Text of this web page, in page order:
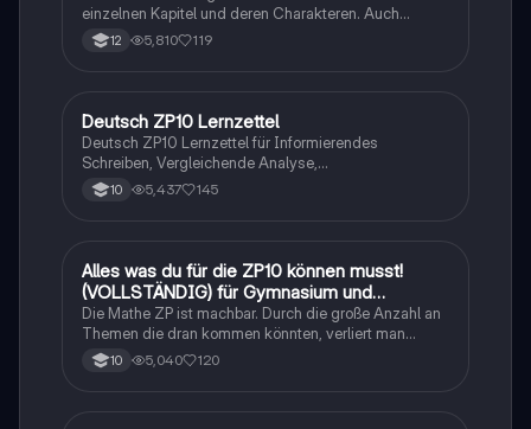
einzelnen Kapitel und deren Charakteren. Auch
tabellarisch. Im Unterricht ohne KI erstellt
12 5,810 119
Deutsch
Deutsch ZP10 Lernzettel
Deutsch ZP10 Lernzettel für Informierendes
Schreiben, Vergleichende Analyse,
Sachtexte/Roman/Gedicht..
10 5,437 145
Mathe
Alles was du für die ZP10 können musst!
(VOLLSTÄNDIG) für Gymnasium und
Realschule
Die Mathe ZP ist machbar. Durch die große Anzahl an
Themen die dran kommen könnten, verliert man
schnell den Überblick. Also habe ich von den kleinsten
Themen bis hin zu den größten alles
10 5,040 120